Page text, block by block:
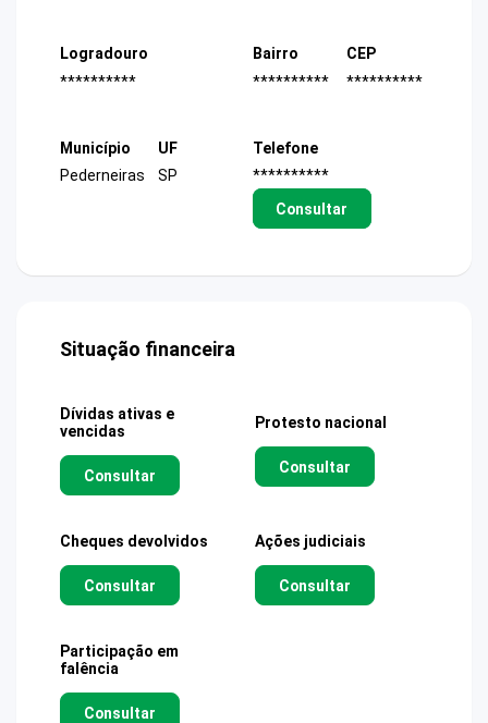
Logradouro
**********
Bairro
**********
CEP
**********
Município
Pederneiras
UF
SP
Telefone
**********
Consultar
Situação financeira
Dívidas ativas e
vencidas
Consultar
Protesto nacional
Consultar
Cheques devolvidos
Consultar
Ações judiciais
Consultar
Participação em
falência
Consultar